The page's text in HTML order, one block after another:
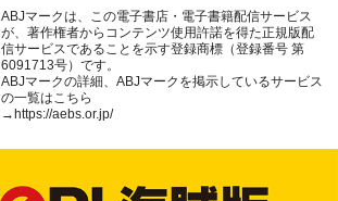
ABJマークは、この電子書店・電子書籍配信サービス
が、著作権者からコンテンツ使用許諾を得た正規版配
信サービスであることを示す登録商標（登録番号 第
6091713号）です。
ABJマークの詳細、ABJマークを掲示しているサービス
の一覧はこちら
→https://aebs.or.jp/